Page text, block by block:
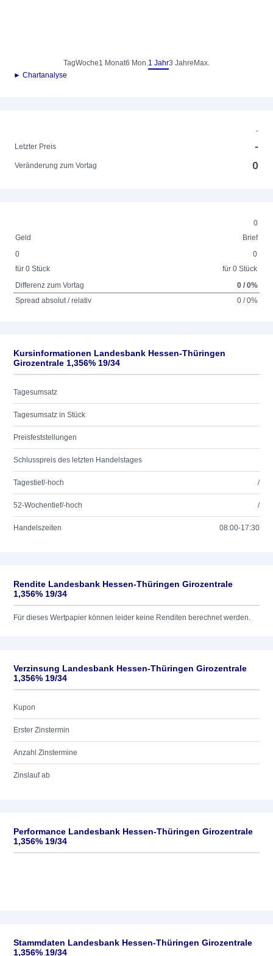
TagWoche1 Monat6 Mon.1 Jahr3 Jahre Max.
► Chartanalyse
-
Letzter Preis
-
Veränderung zum Vortag 0
0
Geld
Brief
0
für 0 Stück
0
für 0 Stück
Differenz zum Vortag
0 / 0%
Spread absolut / relativ
0 / 0%
Kursinformationen Landesbank Hessen-Thüringen
Girozentrale 1,356% 19/34
Tagesumsatz
Tagesumsatz in Stück
Preisfeststellungen
Schlusspreis des letzten Handelstages
Tagestief/-hoch /
52-Wochentief/-hoch /
Handelszeiten 08:00-17:30
Rendite Landesbank Hessen-Thüringen Girozentrale
1,356% 19/34
Für dieses Wertpapier können leider keine Renditen berechnet werden.
Verzinsung Landesbank Hessen-Thüringen Girozentrale
1,356% 19/34
Kupon
Erster Zinstermin
Anzahl Zinstermine
Zinslauf ab
Performance Landesbank Hessen-Thüringen Girozentrale
1,356% 19/34
Stammdaten Landesbank Hessen-Thüringen Girozentrale
1,356% 19/34